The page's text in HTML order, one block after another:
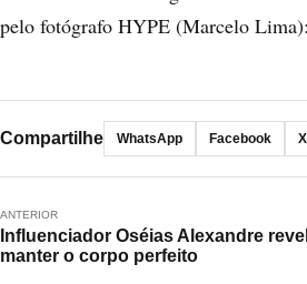
pelo fotógrafo HYPE (Marcelo Lima):
Compartilhe WhatsApp Facebook X
ANTERIOR
Influenciador Oséias Alexandre
manter o corpo perfeito